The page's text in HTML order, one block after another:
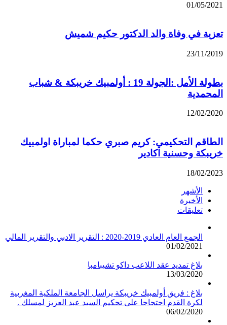
01/05/2021
تعزية في وفاة والد الدكتور حكيم شميش
23/11/2019
بطولة الأمل :الجولة 19 : أولمبيك خريبكة & شباب
المحمدية
12/02/2020
الطاقم التحكيمي: كريم صبري حكما لمباراة اولمبيك
خريبكة وحسنية اكادير
18/02/2023
الأشهر
الأخيرة
تعليقات
الجمع العام العادي 2019-2020 : التقرير الادبي والتقرير المالي
01/02/2021
بلاغ تمديد عقد اللاعب داكو تشيبامبا
13/03/2020
بلاغ : فريق أولمبيك خريبكة يراسل الجامعة الملكية المغربية
لكرة القدم احتجاجا على تحكيم السيد عبد العزيز لمسلك .
06/02/2020